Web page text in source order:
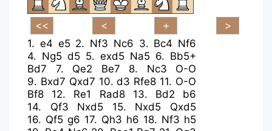
1. e4 e5 2. Nf3 Nc6 3. Bc4 Nf6
4. Ng5 d5 5. exd5 Na5 6. Bb5+
Bd7
7. Qe2 Be7 8. Nc3
O-O
9. Bxd7 Qxd7 10.d3 Rfe8 11. O-O
Bf8
12. Re1 Rad8 13. Bd2
b6
14. Qf3 Nxd5 15. Nxd5
Qxd5
16. Qf5 g6 17. Qh3 h6 18. Nf3 h5